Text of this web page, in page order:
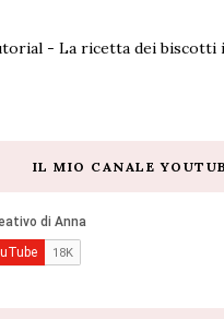
- La ricetta dei biscotti
IL MIO CANALE